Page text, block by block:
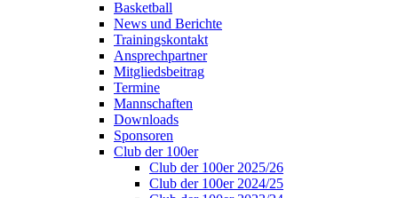
Basketball
News und Berichte
Trainingskontakt
Ansprechpartner
Mitgliedsbeitrag
Termine
Mannschaften
Downloads
Sponsoren
Club der 100er
Club der 100er 2025/26
Club der 100er 2024/25